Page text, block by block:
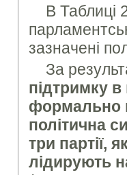
В Таблиці
зазначені
За
підтримку
формально
політична
три партії,
лідирують